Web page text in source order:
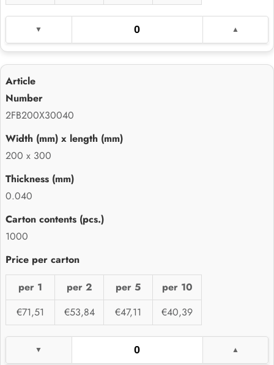
2FB200X30040
200 x 300
0.040
1000
per 1 per 2 per 5
per 10
€71,51
€53,84 €47,11 €40,39